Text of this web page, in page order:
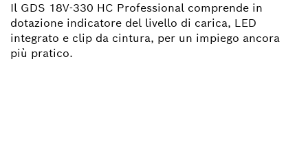
Il GDS 18V-330 HC Professional comprende in
dotazione indicatore del livello di carica, LED
integrato e clip da cintura, per un impiego ancora
più pratico.